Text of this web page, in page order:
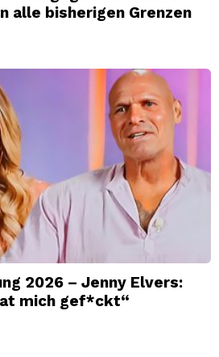
alle bisherigen Grenzen
2026 – Jenny Elvers:
mich gef*ckt“